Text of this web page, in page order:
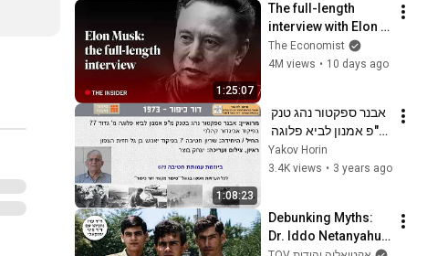
1:25:07
The full-length
interview with Elon
Musk | The
Economist
The Economist
4M views • 10 days ago
1:08:23
מ' גדוד 77 בפיקוד
אביגדור קהלני חטיבה
Yakov Horin
3.4K views • 3 years ago
Debunking Myths:
Dr. Iddo Netanyahu